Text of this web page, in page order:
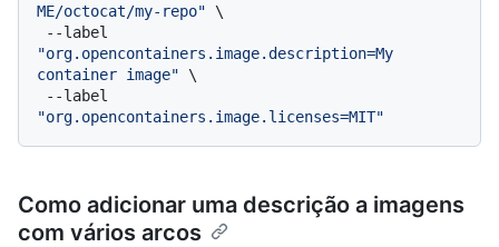
ME/octocat/my-repo" \
"org.opencontainers.image.description=My
container image" \
"org.opencontainers.image.licenses=MIT"
Como adicionar uma descrição a imagens
com vários arcos